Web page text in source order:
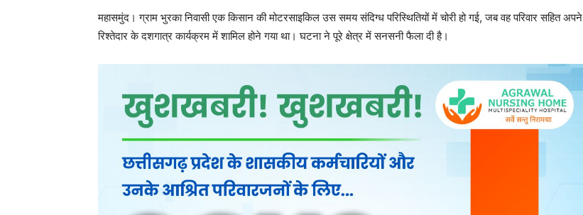
महासमुंद। ग्राम भुरका निवासी एक किसान की मोटरसाइकिल उस समय संदिग्ध परिस्थितियों में चोरी हो गई, जब वह परिवार सहित अपने
रिश्तेदार के दशगात्र कार्यक्रम में शामिल होने गया था। घटना ने पूरे क्षेत्र में सनसनी फैला दी है।